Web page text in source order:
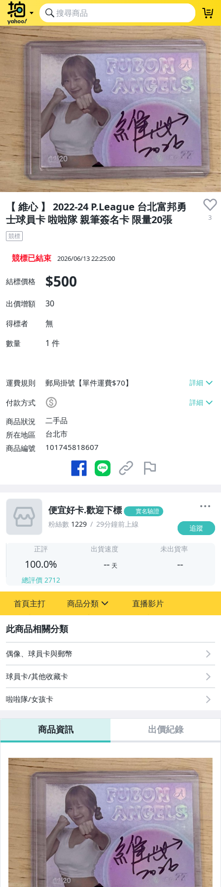
【 維心 】 2022-24 P.League 台北富邦勇
士球員卡 啦啦隊 親筆簽名卡 限量20張
3
競標
競標已結束 2026/06/13 22:25:00
結標價格 $500
出價增額 30
得標者 無
數量 1 件
運費規則
郵局掛號【單件運費$70】
付款方式
商品狀況
二手品
所在地區
台北市
商品編號
101745818607
便宜好卡.歡迎下標 實名驗證
粉絲數 1229 29分鐘前上線 追蹤
正評
100.0%
總評價 2712
出貨速度
-- 天
未出貨率
--
首頁主打 商品分類
偶像、球員卡與郵幣
直播影片
偶像、球員卡與郵幣
球員卡/其他收藏卡
啦啦隊/女孩卡
商品資訊 出價紀錄